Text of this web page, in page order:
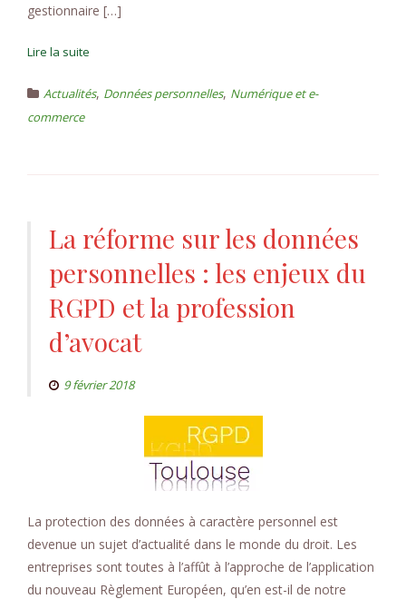
gestionnaire […]
Lire la suite
Actualités, Données personnelles, Numérique et e-
commerce
La réforme sur les données
personnelles : les enjeux du
RGPD et la profession
d’avocat
9 février 2018
La protection des données à caractère personnel est
devenue un sujet d’actualité dans le monde du droit. Les
entreprises sont toutes à l’affût à l’approche de l’application
du nouveau Règlement Européen, qu’en est-il de notre